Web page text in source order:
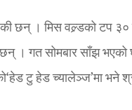
छन् । मिस वल्र्डको टप ३०
। गत सोमबार साँझ भएको
टु हेड च्यालेञ्ज’मा भने